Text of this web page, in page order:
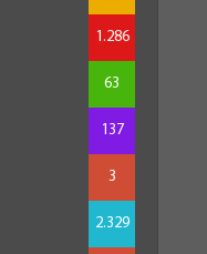
1.286
63
137
3
2.329